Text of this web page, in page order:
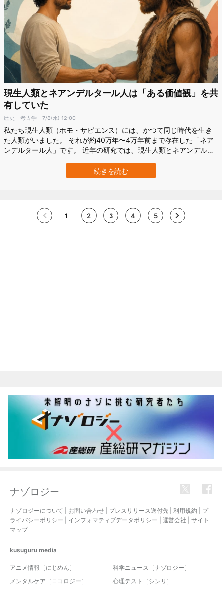
現生人類とネアンデルタール人は「ある価値観」を共
有していた
歴史・考古学 7/8(水) 12:00
私たち現生人類（ホモ・サピエンス）には、かつて同じ時代を生き
た人類がいました。 それが約40万年〜4万年前まで存在した「ネア
ンデルタール人」です。 近年の研究では、現生人類とネアンデルタ
す。 そして今回、新たな研究で、両者が遺伝的交流だけでなく、
「同じものを美しいと感じる価値観」まで共有していた可能性が示
続きを読む
1 2 3 4 5
ナゾロジー
ナゾロジーについて お問い合わせ プレスリリース送付先 利用規約
プ
ライバシーポリシー
インフォマティブデータポリシー 運営会社
サイト
マップ
kusuguru media
アニメ情報［にじめん］
科学ニュース［ナゾロジー］
メンタルケア［ココロジー］
心理テスト［シンリ］